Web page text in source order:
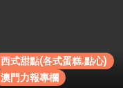
西式甜點(各式蛋糕.點心)
澳門力報專欄